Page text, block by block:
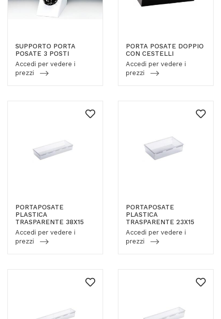
SUPPORTO PORTA
POSATE 3 POSTI
Accedi per vedere i
prezzi
PORTA POSATE DOPPIO
CON CESTELLI
Accedi per vedere i
prezzi
PORTAPOSATE
PLASTICA
TRASPARENTE 38X15
Accedi per vedere i
prezzi
PORTAPOSATE
PLASTICA
TRASPARENTE 23X15
Accedi per vedere i
prezzi